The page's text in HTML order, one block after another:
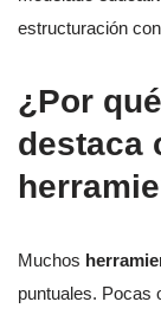
estructuración
¿Por
destaca
Muchos
puntuales. Pocas